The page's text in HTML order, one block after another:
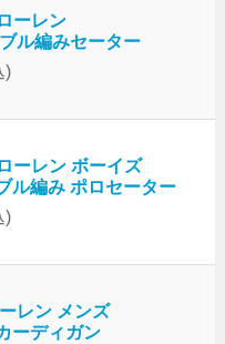
ーレン
ル編みセーター
)
ーレン ボーイズ
ル編み ポロセーター
)
レン メンズ
ーディガン